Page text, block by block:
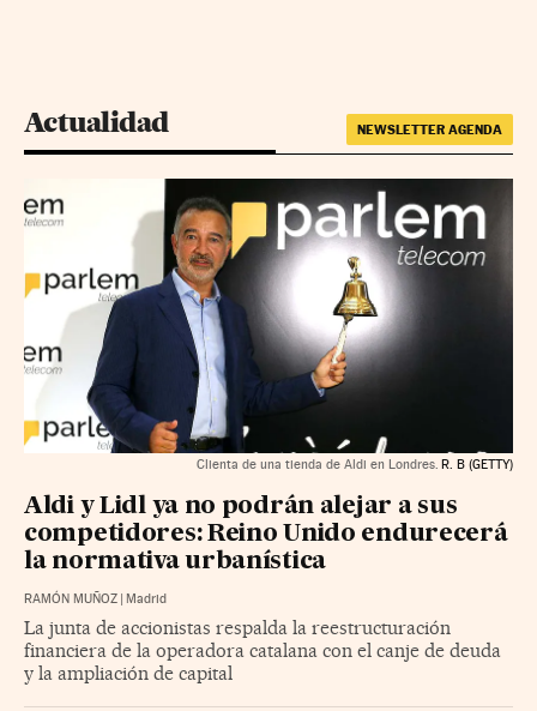
Actualidad NEWSLETTER AGENDA
Clienta de una tienda de Aldi en Londres. R. B (GETTY)
Aldi y Lidl ya no podrán alejar a sus
competidores: Reino Unido endurecerá
la normativa urbanística
RAMÓN MUÑOZ Madrid
La junta de accionistas respalda la reestructuración
financiera de la operadora catalana con el canje de deuda
y la ampliación de capital